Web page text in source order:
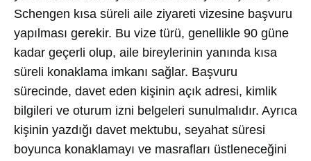
Schengen kısa süreli aile ziyareti vizesine başvuru
yapılması gerekir. Bu vize türü, genellikle 90 güne
kadar geçerli olup, aile bireylerinin yanında kısa
süreli konaklama imkanı sağlar. Başvuru
sürecinde, davet eden kişinin açık adresi, kimlik
bilgileri ve oturum izni belgeleri sunulmalıdır. Ayrıca
kişinin yazdığı davet mektubu, seyahat süresi
boyunca konaklamayı ve masrafları üstleneceğini